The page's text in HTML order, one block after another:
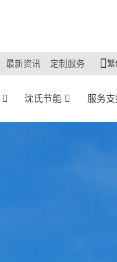
最新资讯 定制服务 繁
沈氏节能 服务支